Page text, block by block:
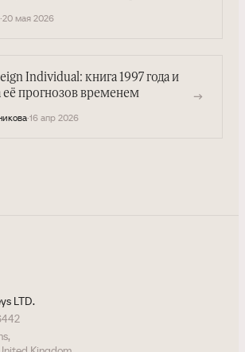
·20 мая 2026
Individual: книга 1997 года и
её прогнозов временем
·16 апр 2026
→
LTD.